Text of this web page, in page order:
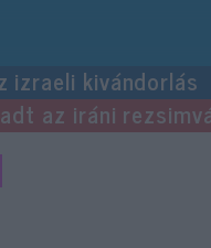
izraeli kivándorlás
az iráni